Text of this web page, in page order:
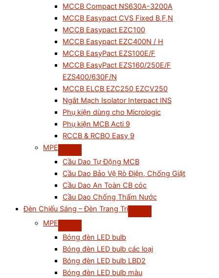
MCCB Compact NS630A-3200A
MCCB Easypact CVS Fixed B,F,N
MCCB Easypact EZC100
MCCB Easypact EZC400N / H
MCCB EasyPact EZS100E/F
MCCB EasyPact EZS160/250E/F
EZS400/630F/N
MCCB ELCB EZC250 EZCV250
Ngắt Mạch Isolator Interpact INS
Phụ kiện dùng cho Micrologic
Phụ kiện MCB Acti 9
RCCB & RCBO Easy 9
MPE
Cầu Dao Tự Động MCB
Cầu Dao Bảo Vệ Rò Điện, Chống Giật
Cầu Dao An Toàn CB cóc
Cầu Dao Chống Thấm Nước
Đèn Chiếu Sáng – Đèn Trang Trí
MPE
Bóng đèn LED bulb
Bóng đèn LED bulb các loại
Bóng đèn LED bulb LBD2
Bóng đèn LED bulb màu